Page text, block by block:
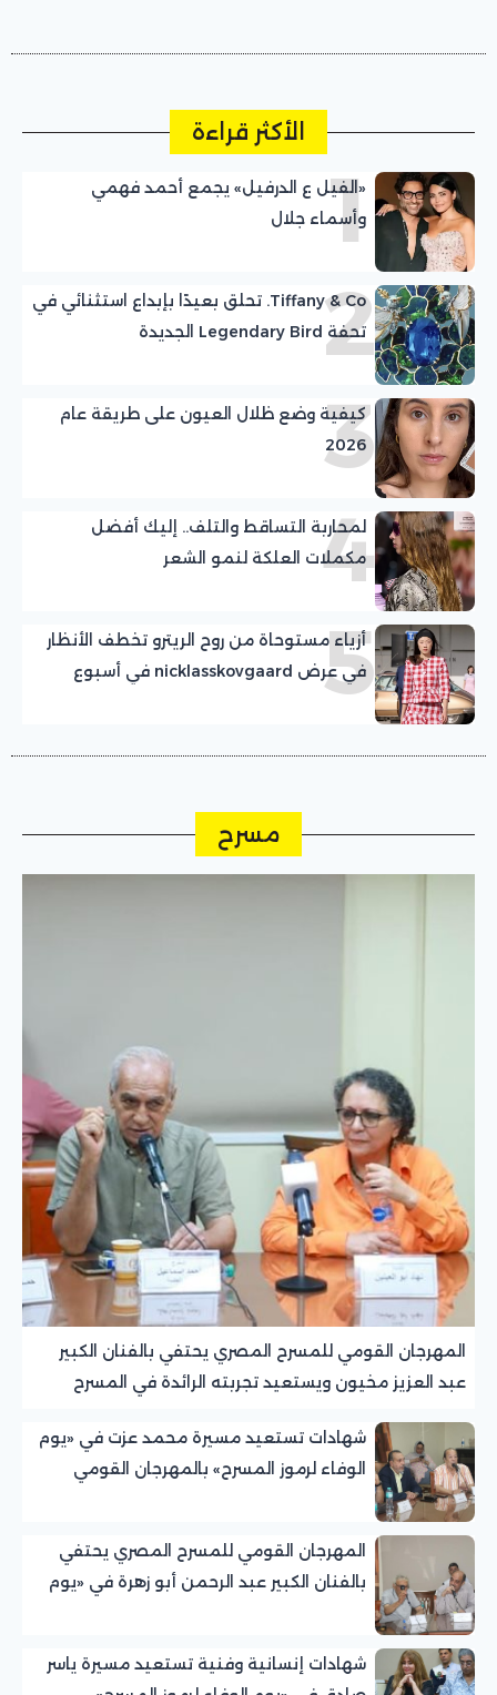
الأكثر قراءة
1
«الفيل ع الدرفيل» يجمع أحمد فهمي
وأسماء جلال
2
Tiffany & Co. تحلق بعيدًا بإبداع استثنائي في
تحفة Legendary Bird الجديدة
3
كيفية وضع ظلال العيون على طريقة عام
2026
4
لمحاربة التساقط والتلف.. إليك أفضل
مكملات العلكة لنمو الشعر
5
أزياء مستوحاة من روح الريترو تخطف الأنظار
في عرض nicklasskovgaard في أسبوع
مسرح
المهرجان القومي للمسرح المصري يحتفي بالفنان الكبير
عبد العزيز مخيون ويستعيد تجربته الرائدة في المسرح
شهادات تستعيد مسيرة محمد عزت في «يوم
الوفاء لرموز المسرح» بالمهرجان القومي
المهرجان القومي للمسرح المصري يحتفي
بالفنان الكبير عبد الرحمن أبو زهرة في «يوم
شهادات إنسانية وفنية تستعيد مسيرة ياسر